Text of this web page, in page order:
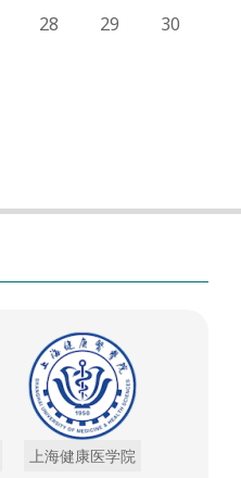
28 29
30
上海健康医学院